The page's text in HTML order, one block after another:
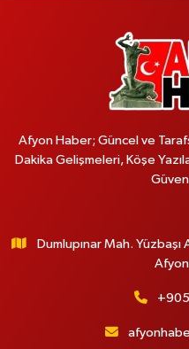
Afyon Haber; Güncel ve
Dakika Gelişmeleri, Köşe
Dumlupınar Mah.